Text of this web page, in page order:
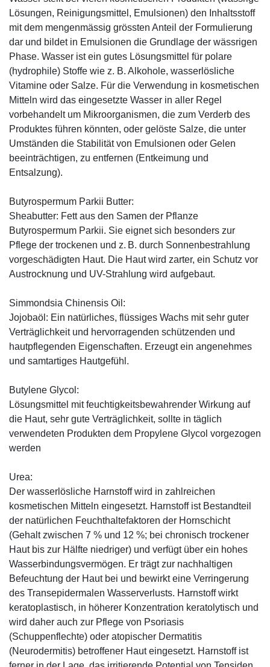
Lösungen, Reinigungsmittel, Emulsionen) den Inhaltsstoff
mit dem mengenmässig grössten Anteil der Formulierung
dar und bildet in Emulsionen die Grundlage der wässrigen
Phase. Wasser ist ein gutes Lösungsmittel für polare
(hydrophile) Stoffe wie z. B. Alkohole, wasserlösliche
Vitamine oder Salze. Für die Verwendung in kosmetischen
Mitteln wird das eingesetzte Wasser in aller Regel
vorbehandelt um Mikroorganismen, die zum Verderb des
Produktes führen könnten, oder gelöste Salze, die unter
Umständen die Stabilität von Emulsionen oder Gelen
beeinträchtigen, zu entfernen (Entkeimung und
Entsalzung).
Butyrospermum Parkii Butter:
Sheabutter: Fett aus den Samen der Pflanze
Butyrospermum Parkii. Sie eignet sich besonders zur
Pflege der trockenen und z. B. durch Sonnenbestrahlung
vorgeschädigten Haut. Die Haut wird zarter, ein Schutz vor
Austrocknung und UV-Strahlung wird aufgebaut.
Simmondsia Chinensis Oil:
Jojobaöl: Ein natürliches, flüssiges Wachs mit sehr guter
Verträglichkeit und hervorragenden schützenden und
hautpflegenden Eigenschaften. Erzeugt ein angenehmes
und samtartiges Hautgefühl.
Butylene Glycol:
Lösungsmittel mit feuchtigkeitsbewahrender Wirkung auf
die Haut, sehr gute Verträglichkeit, sollte in täglich
verwendeten Produkten dem Propylene Glycol vorgezogen
werden
Urea:
Der wasserlösliche Harnstoff wird in zahlreichen
kosmetischen Mitteln eingesetzt. Harnstoff ist Bestandteil
der natürlichen Feuchthaltefaktoren der Hornschicht
(Gehalt zwischen 7 % und 12 %; bei chronisch trockener
Haut bis zur Hälfte niedriger) und verfügt über ein hohes
Wasserbindungsvermögen. Er trägt zur nachhaltigen
Befeuchtung der Haut bei und bewirkt eine Verringerung
des Transepidermalen Wasserverlusts. Harnstoff wirkt
keratoplastisch, in höherer Konzentration keratolytisch und
wird daher auch zur Pflege von Psoriasis
(Schuppenflechte) oder atopischer Dermatitis
(Neurodermitis) betroffener Haut eingesetzt. Harnstoff ist